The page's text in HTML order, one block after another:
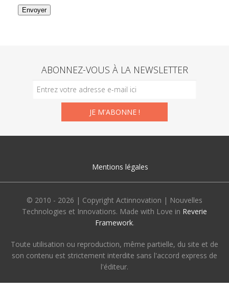
ABONNEZ-VOUS À LA NEWSLETTER
Mentions légales
© 2010 - 2026 | Copyright Actinnovation | Nouvelles
Technologies et Innovations. Made with Love in Reverie
Framework.
Toute utilisation ou reproduction, même partielle, du site et de
son contenu est strictement interdite sans l'accord express de
l'éditeur.